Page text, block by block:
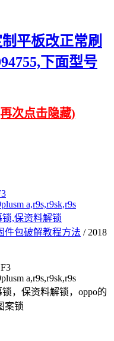
平板改正常刷
下面型号
次点击隐藏)
a,r9s,r9sk,r9s
锁,保资料解锁
件包破解教程方法 / 2018
a,r9s,r9sk,r9s
锁，保资料解锁，oppo的
案锁